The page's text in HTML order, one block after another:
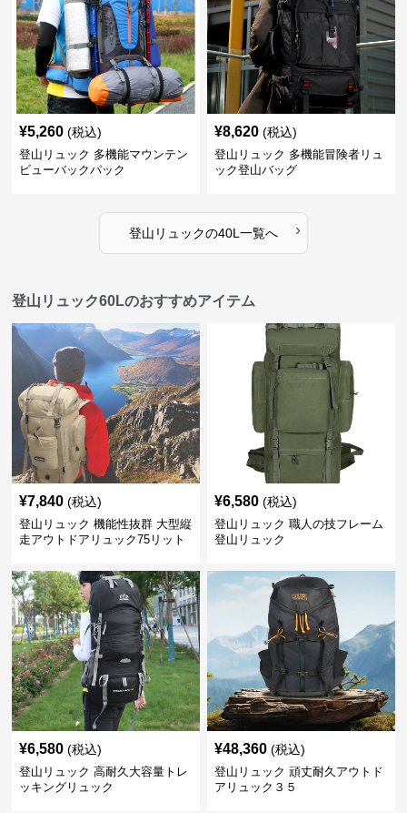
¥5,260 (税込)
登山リュック 多機能マウンテン
ビューバックパック
¥8,620 (税込)
登山リュック 多機能冒険者リュ
ック登山バッグ
登山リュックの40L 一覧へ ›
登山リュック60Lのおすすめアイテム
¥7,840 (税込)
登山リュック 機能性抜群 大型縦
走アウトドアリュック75リット
¥6,580 (税込)
登山リュック 職人の技フレーム
登山リュック
¥6,580 (税込)
登山リュック 高耐久大容量トレ
ッキングリュック
¥48,360 (税込)
登山リュック 頑丈耐久アウトド
アリュック３５